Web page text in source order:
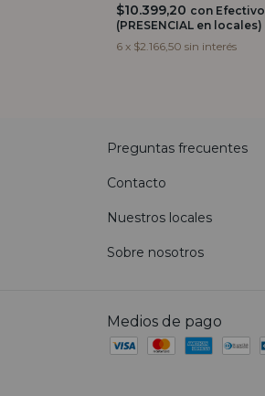
$10.399,20 con Efectivo
(PRESENCIAL en locales)
6 x $2.166,50 sin interés
Preguntas frecuentes
Contacto
Nuestros locales
Sobre nosotros
Medios de pago